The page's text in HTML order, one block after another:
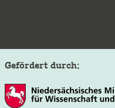
Gefördert durch: